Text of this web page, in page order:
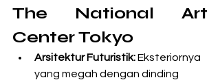
The National Art
Center Tokyo
Arsitektur Futuristik: Eksteriornya
yang megah dengan dinding